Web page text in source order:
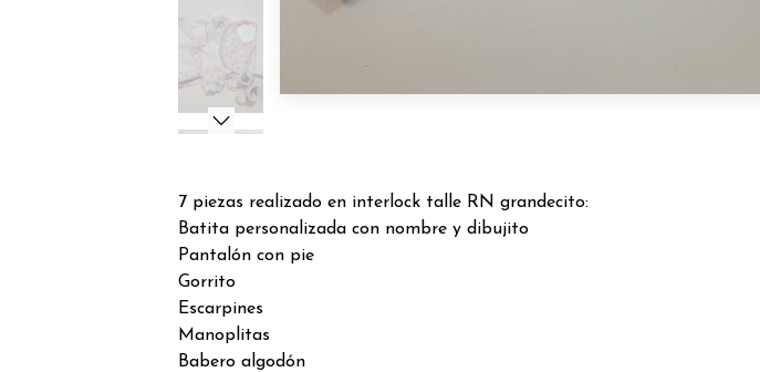
7 piezas realizado en interlock talle RN grandecito:
Batita personalizada con nombre y dibujito
Pantalón con pie
Gorrito
Escarpines
Manoplitas
Babero algodón